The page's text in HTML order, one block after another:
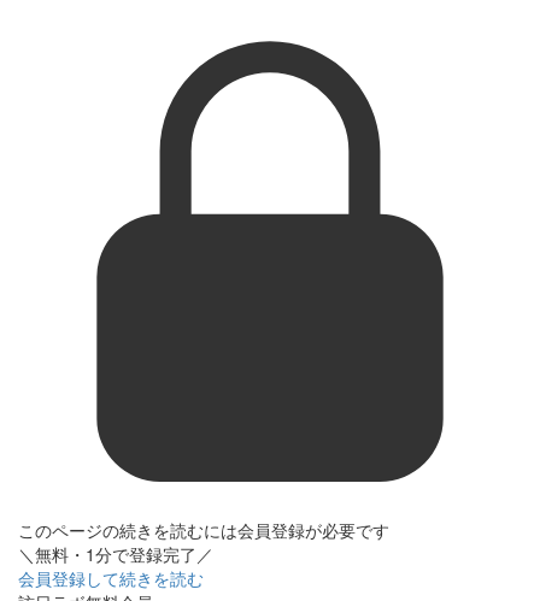
このページの続きを読むには会員登録が必要です
＼無料・1分で登録完了／
会員登録して続きを読む